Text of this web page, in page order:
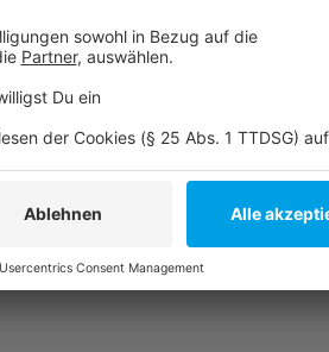
Oktober 2021) hatten wir über
hatte die Stadt einen Neubau der
Karan Armstrong gestorben